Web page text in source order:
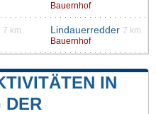
Bauernhof
7 km
Lindauerredder 7 km
Bauernhof
IN
DER